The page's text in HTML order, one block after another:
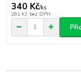
340 Kč/ks
281 Kč bez DPH